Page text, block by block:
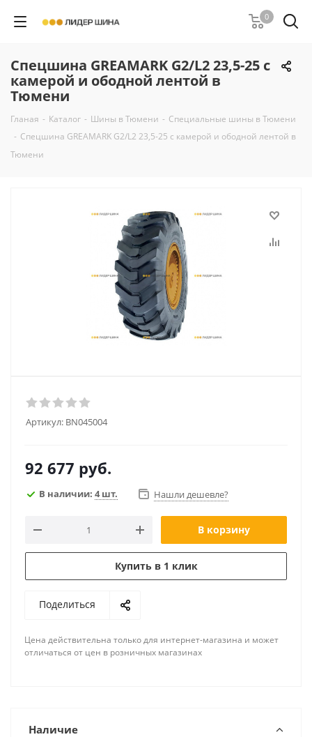
0
Спецшина GREAMARK G2/L2 23,5-25 с
камерой и ободной лентой в
Тюмени
Гланая - Каталог - Шины в Тюмени - Специальные шины в Тюмени
- Спецшина GREAMARK G2/L2 23,5-25 с камерой и ободной лентой в
Тюмени
Артикул: BN045004
92 677 руб.
В наличии: 4 шт. Нашли дешевле?
В корзину
Купить в 1 клик
Поделиться
Цена действительна только для интернет-магазина и может
отличаться от цен в розничных магазинах
Наличие